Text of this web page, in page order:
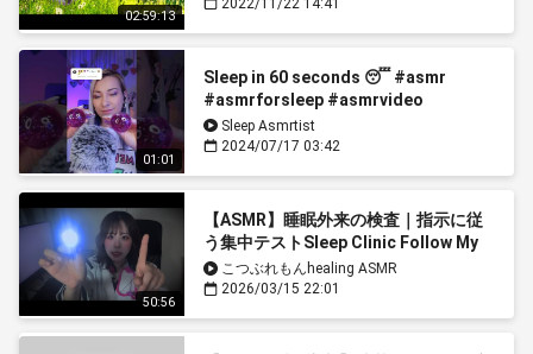
02:59:13
01:01
Sleep in 60 seconds 😴 #asmr
#asmrforsleep #asmrvideo
#sleepaid #relax #asmrsleep
Sleep Asmrtist
2024/07/17 03:42
50:56
【ASMR】睡眠外来の検査｜指示に従
う集中テストSleep Clinic Follow My
Instructions Test
こつぶれもんhealing ASMR
2026/03/15 22:01